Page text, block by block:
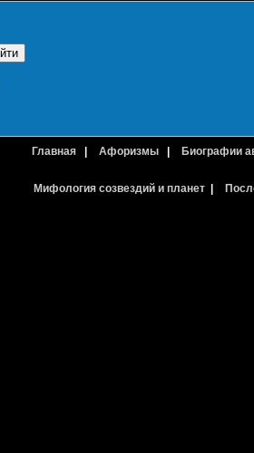
Главная Афоризмы Биографии
Мифология созвездий и планет|